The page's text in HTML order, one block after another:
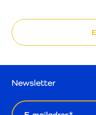
Newsletter
email